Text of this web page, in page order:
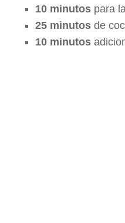
10 minutos para
25 minutos de
10 minutos